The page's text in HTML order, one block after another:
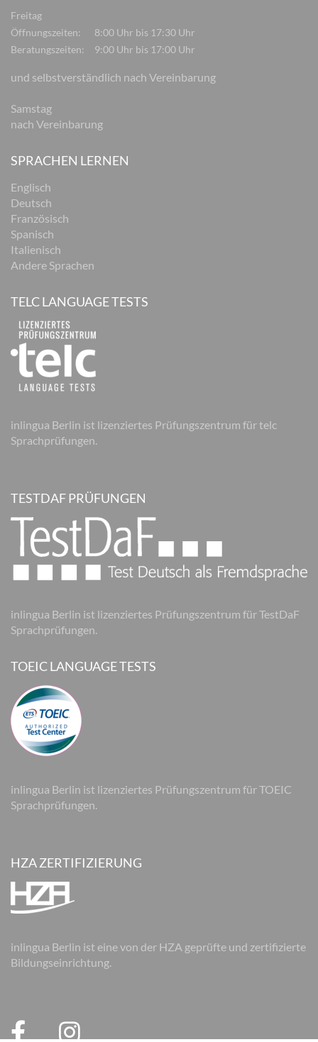
Freitag
Öffnungszeiten:
8:00 Uhr bis 17:30 Uhr
Beratungszeiten:
9:00 Uhr bis 17:00 Uhr
und selbstverständlich nach Vereinbarung
Samstag
nach Vereinbarung
SPRACHEN LERNEN
Englisch
Deutsch
Französisch
Spanisch
Italienisch
Andere Sprachen
TELC LANGUAGE TESTS
inlingua Berlin ist lizenziertes Prüfungszentrum für telc
Sprachprüfungen.
TESTDAF PRÜFUNGEN
inlingua Berlin ist lizenziertes Prüfungszentrum für TestDaF
Sprachprüfungen.
TOEIC LANGUAGE TESTS
inlingua Berlin ist lizenziertes Prüfungszentrum für TOEIC
Sprachprüfungen.
HZA ZERTIFIZIERUNG
inlingua Berlin ist eine von der HZA geprüfte und zertifizierte
Bildungseinrichtung.